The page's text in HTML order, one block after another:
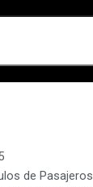
de Pasajeros